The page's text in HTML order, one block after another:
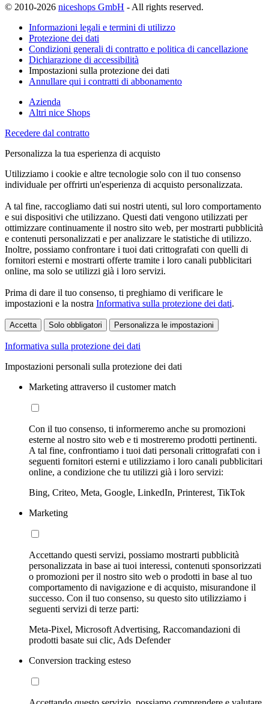
© 2010-2026 niceshops GmbH - All rights reserved.
Informazioni legali e termini di utilizzo
Protezione dei dati
Condizioni generali di contratto e politica di cancellazione
Dichiarazione di accessibilità
Impostazioni sulla protezione dei dati
Annullare qui i contratti di abbonamento
Azienda
Altri nice Shops
Recedere dal contratto
Personalizza la tua esperienza di acquisto
Utilizziamo i cookie e altre tecnologie solo con il tuo consenso
individuale per offrirti un'esperienza di acquisto personalizzata.
A tal fine, raccogliamo dati sui nostri utenti, sul loro comportamento
e sui dispositivi che utilizzano. Questi dati vengono utilizzati per
ottimizzare continuamente il nostro sito web, per mostrarti pubblicità
e contenuti personalizzati e per analizzare le statistiche di utilizzo.
Inoltre, possiamo confrontare i tuoi dati crittografati con quelli di
fornitori esterni e mostrarti offerte tramite i loro canali pubblicitari
online, ma solo se utilizzi già i loro servizi.
Prima di dare il tuo consenso, ti preghiamo di verificare le
impostazioni e la nostra Informativa sulla protezione dei dati.
Accetta Solo obbligatori Personalizza le impostazioni
Informativa sulla protezione dei dati
Impostazioni personali sulla protezione dei dati
Marketing attraverso il customer match
Con il tuo consenso, ti informeremo anche su promozioni
esterne al nostro sito web e ti mostreremo prodotti pertinenti.
A tal fine, confrontiamo i tuoi dati personali crittografati con i
seguenti fornitori esterni e utilizziamo i loro canali pubblicitari
online, a condizione che tu utilizzi già i loro servizi:
Bing, Criteo, Meta, Google, LinkedIn, Printerest, TikTok
Marketing
Accettando questi servizi, possiamo mostrarti pubblicità
personalizzata in base ai tuoi interessi, contenuti sponsorizzati
o promozioni per il nostro sito web o prodotti in base al tuo
comportamento di navigazione e di acquisto, misurandone il
successo. Con il tuo consenso, su questo sito utilizziamo i
seguenti servizi di terze parti:
Meta-Pixel, Microsoft Advertising, Raccomandazioni di
prodotti basate sui clic, Ads Defender
Conversion tracking esteso